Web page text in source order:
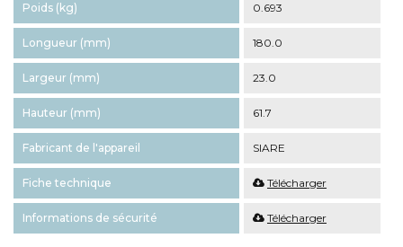
Poids (kg) 0.693
Longueur (mm) 180.0
Largeur (mm) 23.0
Hauteur (mm) 61.7
Fabricant de l'appareil SIARE
Fiche technique Télécharger
Informations de sécurité Télécharger